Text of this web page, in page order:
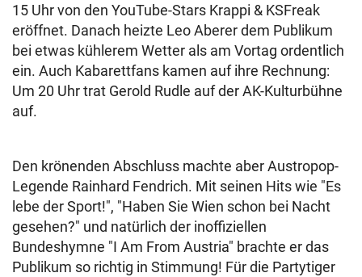
15 Uhr von den YouTube-Stars Krappi & KSFreak
eröffnet. Danach heizte Leo Aberer dem Publikum
bei etwas kühlerem Wetter als am Vortag ordentlich
ein. Auch Kabarettfans kamen auf ihre Rechnung:
Um 20 Uhr trat Gerold Rudle auf der AK-Kulturbühne
auf.
Den krönenden Abschluss machte aber Austropop-
Legende Rainhard Fendrich. Mit seinen Hits wie "Es
lebe der Sport!", "Haben Sie Wien schon bei Nacht
gesehen?" und natürlich der inoffiziellen
Bundeshymne "I Am From Austria" brachte er das
Publikum so richtig in Stimmung! Für die Partytiger